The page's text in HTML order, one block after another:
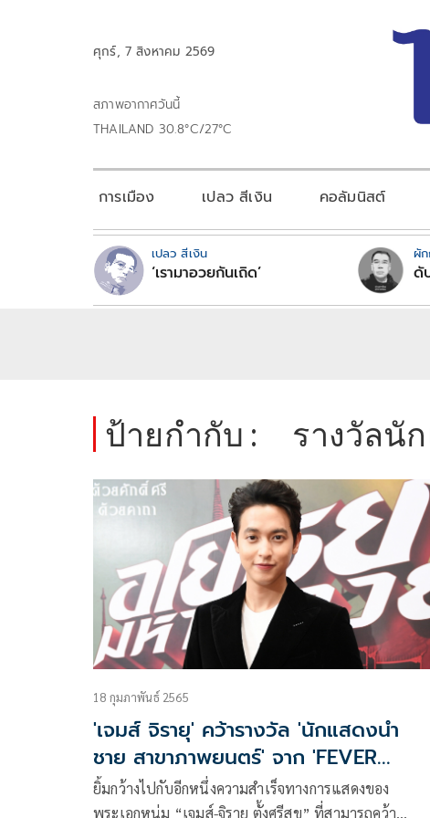
ศุกร์, 7 สิงหาคม 2569
สภาพอากาศวันนี้
THAILAND 30.8°C/27°C
การเมือง เปลว สีเงิน คอลัมนิสต์
เปลว สีเงิน
‘เรามาอวยกันเถิด’
ผั
ดั
ป้ายกำกับ : รางวัลนั
18 กุมภาพันธ์ 2565
'เจมส์ จิรายุ' คว้ารางวัล 'นักแสดงนำ
ชาย สาขาภาพยนตร์' จาก 'FEVER
AWARDS 2021'
ยิ้มกว้างไปกับอีกหนึ่งความสำเร็จทางการแสดงของ
พระเอกหนุ่ม “เจมส์-จิรายุ ตั้งศรีสุข” ที่สามารถคว้า